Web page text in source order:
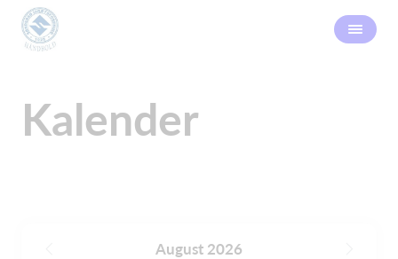
Kalender
August 2026